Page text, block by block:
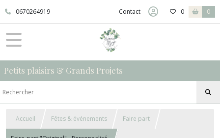
0670264919 Contact 0 0
Petits plaisirs & Grands Projets
Accueil Fêtes & événements Faire part